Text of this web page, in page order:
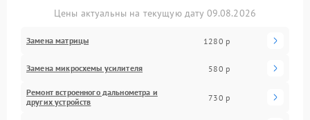
Цены актуальны на текущую дату 09.08.2026
Замена матрицы 1280 р
Замена микросхемы усилителя 580 р
Ремонт встроенного дальнометра и
других устройств
730 р